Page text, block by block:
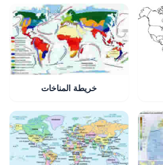
خريطة المناخات